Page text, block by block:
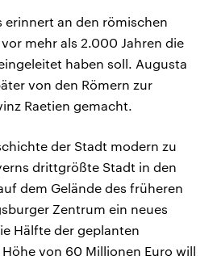
erinnert an den römischen
mehr als 2.000 Jahren die
haben soll. Augusta
von den Römern zur
Raetien gemacht.
der Stadt modern zu
drittgrößte Stadt in den
dem Gelände des früheren
Zentrum ein neues
Hälfte der geplanten
von 60 Millionen Euro will